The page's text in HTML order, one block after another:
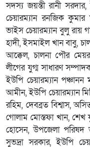
সদস্য জয়ন্তী রানী
চেয়ারম্যান রনজিক কুমার
ভাইস চেয়ারম্যান বুলু রায়
হাদী, ইসমাইল খান বাবু,
আক্কেল, চালনা পৌর
লীগের যুগ্ম সাধারণ
ইউপি চেয়ারম্যান
আমীন, ইউপি চেয়ারম্যান
রহিম, দেবব্রত বিশ্বাস,
গোলাম মোস্তফা খান,
হোসেন, উপজেলা পরিষদ
সুভদ্রা সরকার, ইউপি